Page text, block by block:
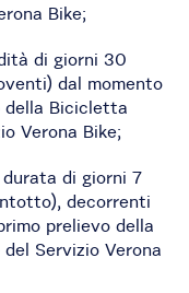
Bike;
di giorni 30
dal momento
della Bicicletta
Verona Bike;
di giorni 7
decorrenti
prelievo della
Servizio Verona